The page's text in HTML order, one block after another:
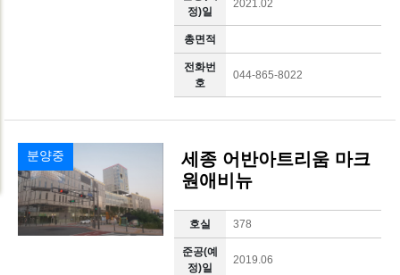
정)일
2021.02
총면적
전화번
호
044-865-8022
분양중
세종 어반아트리움 마크
원애비뉴
호실 378
준공(예
정)일
2019.06